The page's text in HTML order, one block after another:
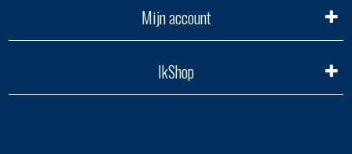
Mijn account
IkShop